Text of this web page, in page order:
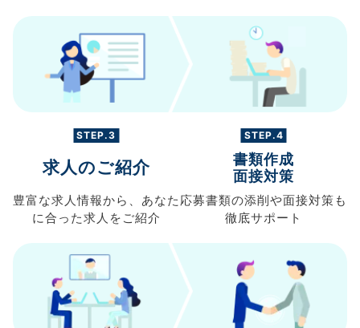
STEP.3
求人のご紹介
豊富な求人情報から、 あなた
に合った求人を ご紹介
STEP.4
書類作成
面接対策
応募書類の添削や面接対策も
徹底サポート